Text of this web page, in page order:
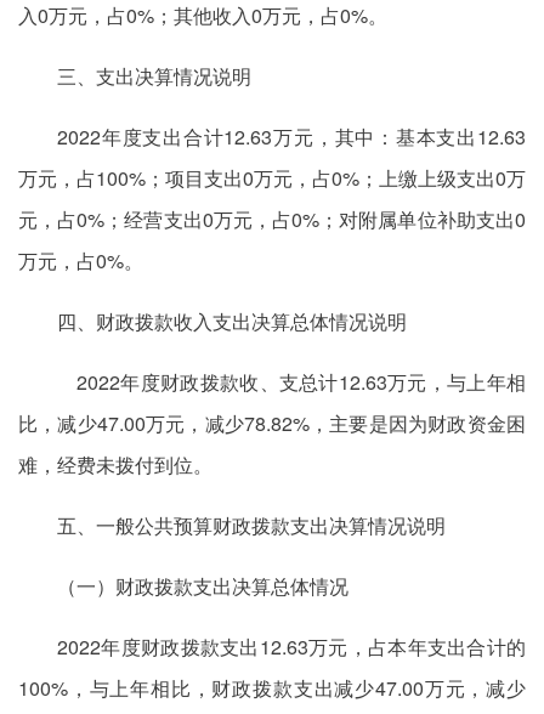
入0万元，占0%；其他收入0万元，占0%。
三、支出决算情况说明
2022年度支出合计12.63万元，其中：基本支出12.63
万元，占100%；项目支出0万元，占0%；上缴上级支出0万
元，占0%；经营支出0万元，占0%；对附属单位补助支出0
万元，占0%。
四、财政拨款收入支出决算总体情况说明
2022年度财政拨款收、支总计12.63万元，与上年相
比，减少47.00万元，减少78.82%，主要是因为财政资金困
难，经费未拨付到位。
五、一般公共预算财政拨款支出决算情况说明
（一）财政拨款支出决算总体情况
2022年度财政拨款支出12.63万元，占本年支出合计的
100%，与上年相比，财政拨款支出减少47.00万元，减少